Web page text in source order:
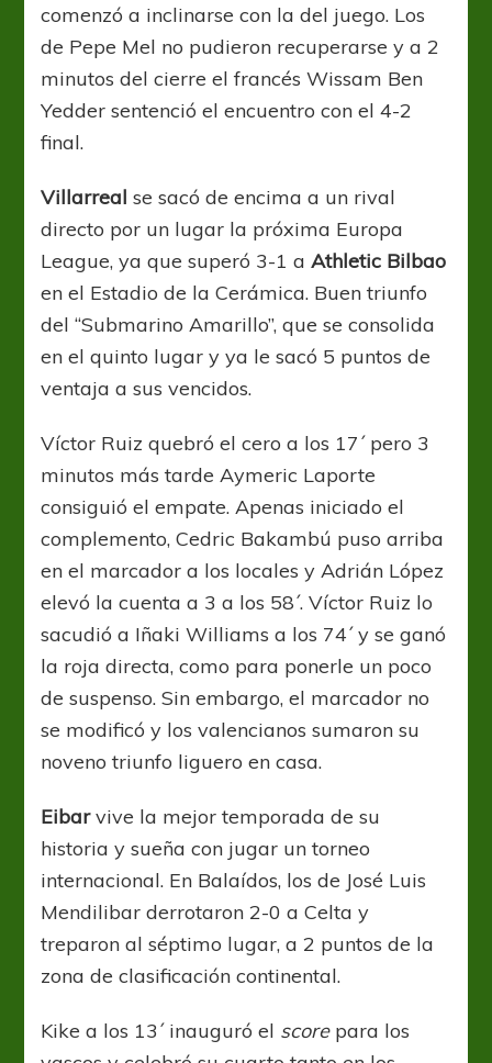
comenzó a inclinarse con la del juego. Los
de Pepe Mel no pudieron recuperarse y a 2
minutos del cierre el francés Wissam Ben
Yedder sentenció el encuentro con el 4-2
final.
Villarreal se sacó de encima a un rival
directo por un lugar la próxima Europa
League, ya que superó 3-1 aAthletic Bilbao
en el Estadio de la Cerámica. Buen triunfo
del “Submarino Amarillo”, que se consolida
en el quinto lugar y ya le sacó 5 puntos de
ventaja a sus vencidos.
Víctor Ruiz quebró el cero a los 17´ pero 3
minutos más tarde Aymeric Laporte
consiguió el empate. Apenas iniciado el
complemento, Cedric Bakambú puso arriba
en el marcador a los locales y Adrián López
elevó la cuenta a 3 a los 58´. Víctor Ruiz lo
sacudió a Iñaki Williams a los 74´ y se ganó
la roja directa, como para ponerle un poco
de suspenso. Sin embargo, el marcador no
se modificó y los valencianos sumaron su
noveno triunfo liguero en casa.
Eibarvive la mejor temporada de su
historia y sueña con jugar un torneo
internacional. En Balaídos, los de José Luis
Mendilibar derrotaron 2-0 a Celta y
treparon al séptimo lugar, a 2 puntos de la
zona de clasificación continental.
Kike a los 13´ inauguró el scorepara los